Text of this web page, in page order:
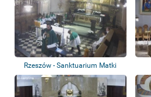
Rzeszów - Sanktuarium Matki
Bożej Rzeszo...